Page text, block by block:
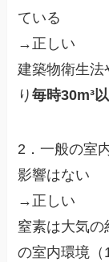
ている
→正しい
建築物衛生法
り毎時30m³
2．一般の室
影響はない
→正しい
窒素は大気の
の室内環境（